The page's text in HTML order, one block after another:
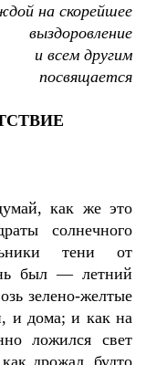
на скорейшее
выздоровление
и всем другим
посвящается
как же это
солнечного
тени от
был — летний
зелено-желтые
и дома; и как на
ложился свет
дрожал, будто